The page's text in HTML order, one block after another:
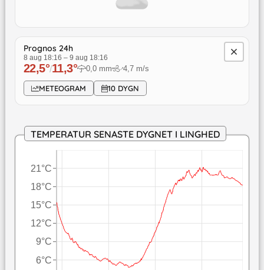
Prognos 24h
8 aug 18:16 – 9 aug 18:16
22,5°/11,3° 0,0 mm ↓4,7 m/s
METEOGRAM 10 DYGN
TEMPERATUR SENASTE DYGNET I LINGHED
6°C
9°C
12°C
15°C
18°C
21°C